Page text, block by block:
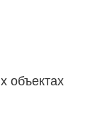
объектах